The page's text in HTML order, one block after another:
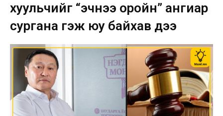
хуульчийг “эчнээ оройн” ангиар
сургана гэж юу байхав дээ